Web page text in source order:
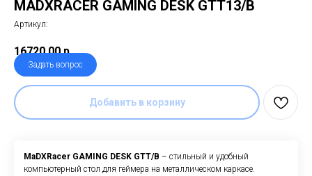
MADXRACER GAMING DESK GTT13/B
Артикул:
16720,00 р.
Задать вопрос
Добавить в корзину
MaDXRacer GAMING DESK GTT/B – стильный и удобный
компьютерный стол для геймера на металлическом каркасе.